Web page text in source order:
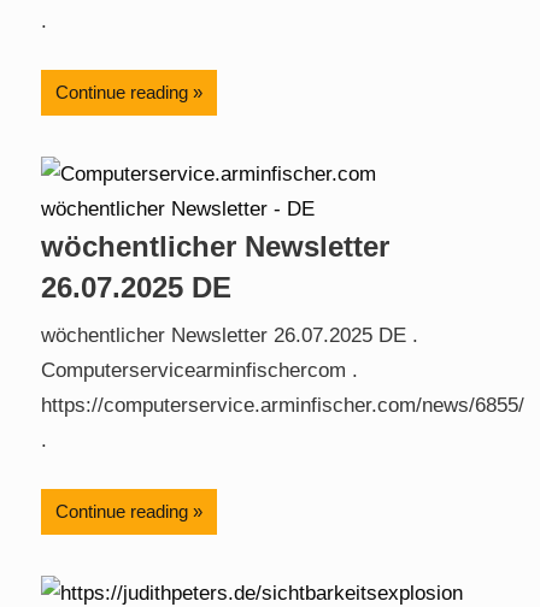
.
Continue reading
wöchentlicher Newsletter
26.07.2025 DE
wöchentlicher Newsletter 26.07.2025 DE .
Computerservicearminfischercom .
https://computerservice.arminfischer.com/news/6855/
.
Continue reading